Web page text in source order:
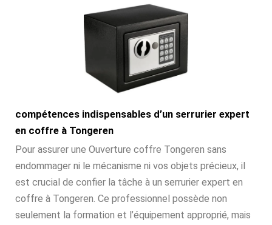
compétences indispensables d’un serrurier expert
en coffre à Tongeren
Pour assurer une Ouverture coffre Tongeren sans
endommager ni le mécanisme ni vos objets précieux, il
est crucial de confier la tâche à un serrurier expert en
coffre à Tongeren. Ce professionnel possède non
seulement la formation et l’équipement approprié, mais